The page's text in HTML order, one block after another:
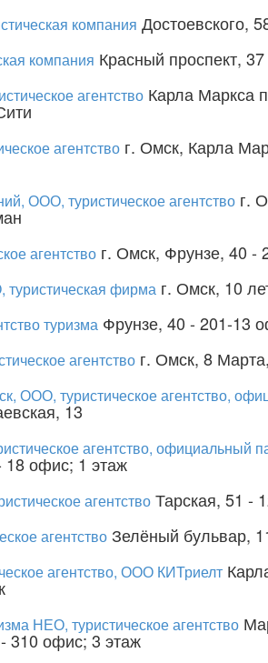
компания Достоевского,
компания Красный проспект,
агентство Карла Маркса
агентство г. Омск, Карла
ООО, туристическое агентство г.
агентство г. Омск, Фрунзе, 40 -
фирма г. Омск, 10
туризма Фрунзе, 40 - 201-13
агентство г. Омск, 8
ООО, туристическое агентство,
13
агентство, официальный
18 офис; 1 этаж
агентство Тарская, 51 -
агентство Зелёный бульвар,
агентство, ООО КИТриелт
НЕО, туристическое агентство
310 офис; 3 этаж